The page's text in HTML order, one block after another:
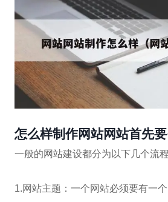
怎么样制作网站网站首先
一般的网站建设都分为以下几个流程
1.网站主题：一个网站必须要有一个